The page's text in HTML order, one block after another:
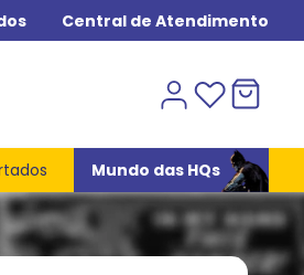
Central de Atendimento
Mundo das HQs